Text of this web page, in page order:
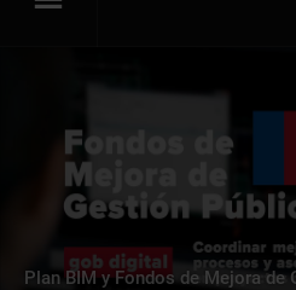
Plan BIM y Fondos de Mejora de